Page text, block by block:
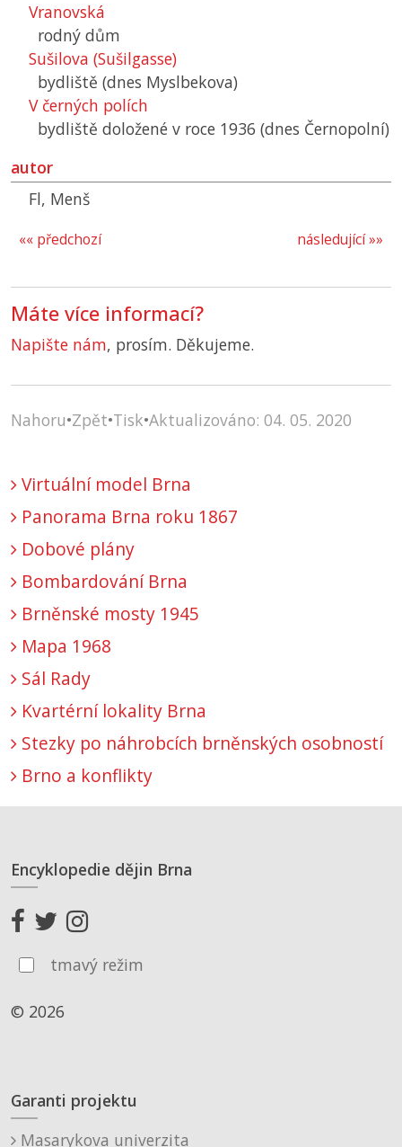
Vranovská
rodný dům
Sušilova (Sušilgasse)
bydliště (dnes Myslbekova)
V černých polích
bydliště doložené v roce 1936 (dnes Černopolní)
autor
Fl, Menš
následující »»
«« předchozí
Máte více informací?
Napište nám, prosím. Děkujeme.
Nahoru•Zpět•Tisk•Aktualizováno: 04. 05. 2020
Virtuální model Brna
Panorama Brna roku 1867
Dobové plány
Bombardování Brna
Brněnské mosty 1945
Mapa 1968
Sál Rady
Kvartérní lokality Brna
Stezky po náhrobcích brněnských osobností
Brno a konflikty
Encyklopedie dějin Brna
tmavý režim
© 2026
Garanti projektu
Masarykova univerzita